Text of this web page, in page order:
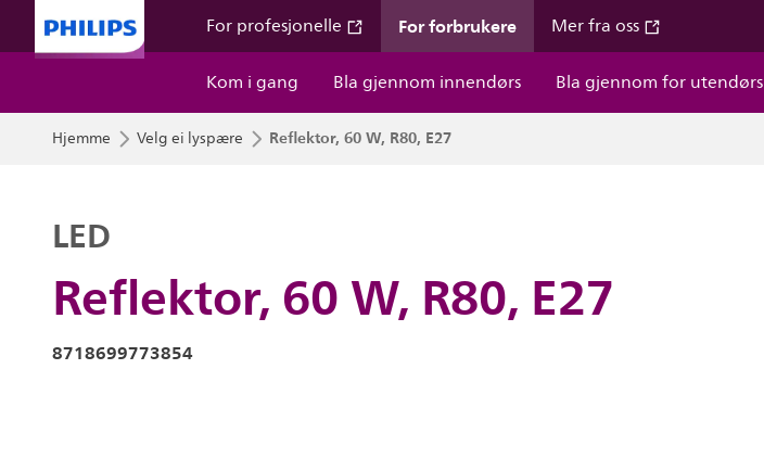
For profesjonelle For forbrukere Mer fra oss
Kom i gang
Bla gjennom innendørs Bla gjennom for utendørs
Hjemme Velg ei lyspære Reflektor, 60 W, R80, E27
Reflektor, 60 W, R80, E27
LED
8718699773854